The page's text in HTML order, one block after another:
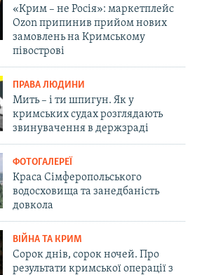
«Крим – не Росія»: маркетплейс
Ozon припинив прийом нових
замовлень на Кримському
півострові
ПРАВА ЛЮДИНИ
Мить – і ти шпигун. Як у
кримських судах розглядають
звинувачення в держзраді
ФОТОГАЛЕРЕЇ
Краса Сімферопольського
водосховища та занедбаність
довкола
ВІЙНА ТА КРИМ
Сорок днів, сорок ночей. Про
результати кримської операції з